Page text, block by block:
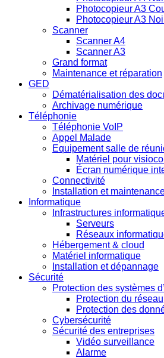
Photocopieur A3
Photocopieur A3
Scanner
Scanner A4
Scanner A3
Grand format
Maintenance et réparation
GED
Dématérialisation des
Archivage numérique
Téléphonie
Téléphonie VoIP
Appel Malade
Equipement salle de
Matériel pour
Écran numérique
Connectivité
Installation et
Informatique
Infrastructures
Serveurs
Réseaux
Hébergement & cloud
Matériel informatique
Installation et dépannage
Sécurité
Protection des systèmes
Protection du réseau
Protection des
Cybersécurité
Sécurité des entreprises
Vidéo surveillance
Alarme